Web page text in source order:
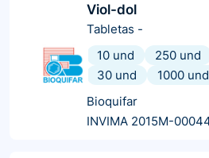
Viol-dol
Tabletas -
10 und
250 und
30 und
1000 und
Bioquifar
INVIMA 2015M-